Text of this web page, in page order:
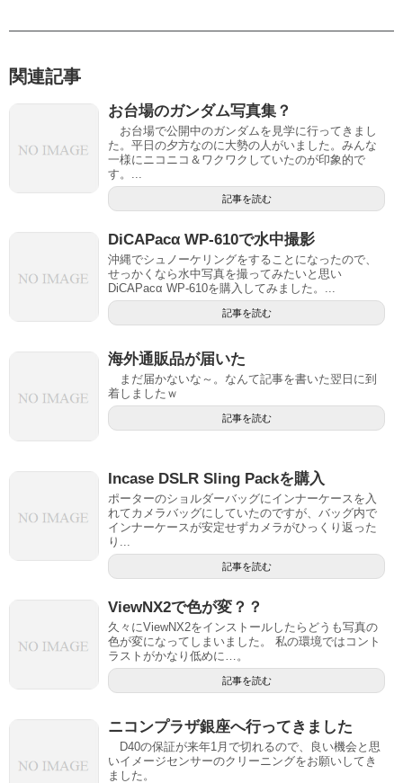
関連記事
お台場のガンダム写真集？
お台場で公開中のガンダムを見学に行ってきまし
た。平日の夕方なのに大勢の人がいました。みんな
一様にニコニコ＆ワクワクしていたのが印象的で
す。...
記事を読む
DiCAPacα WP-610で水中撮影
沖縄でシュノーケリングをすることになったので、
せっかくなら水中写真を撮ってみたいと思い
DiCAPacα WP-610を購入してみました。...
記事を読む
海外通販品が届いた
まだ届かないな～。なんて記事を書いた翌日に到
着しましたｗ
記事を読む
Incase DSLR Sling Packを購入
ポーターのショルダーバッグにインナーケースを入
れてカメラバッグにしていたのですが、バッグ内で
インナーケースが安定せずカメラがひっくり返った
り...
記事を読む
ViewNX2で色が変？？
久々にViewNX2をインストールしたらどうも写真の
色が変になってしまいました。 私の環境ではコント
ラストがかなり低めに…。
記事を読む
ニコンプラザ銀座へ行ってきました
D40の保証が来年1月で切れるので、良い機会と思
いイメージセンサーのクリーニングをお願いしてき
ました。